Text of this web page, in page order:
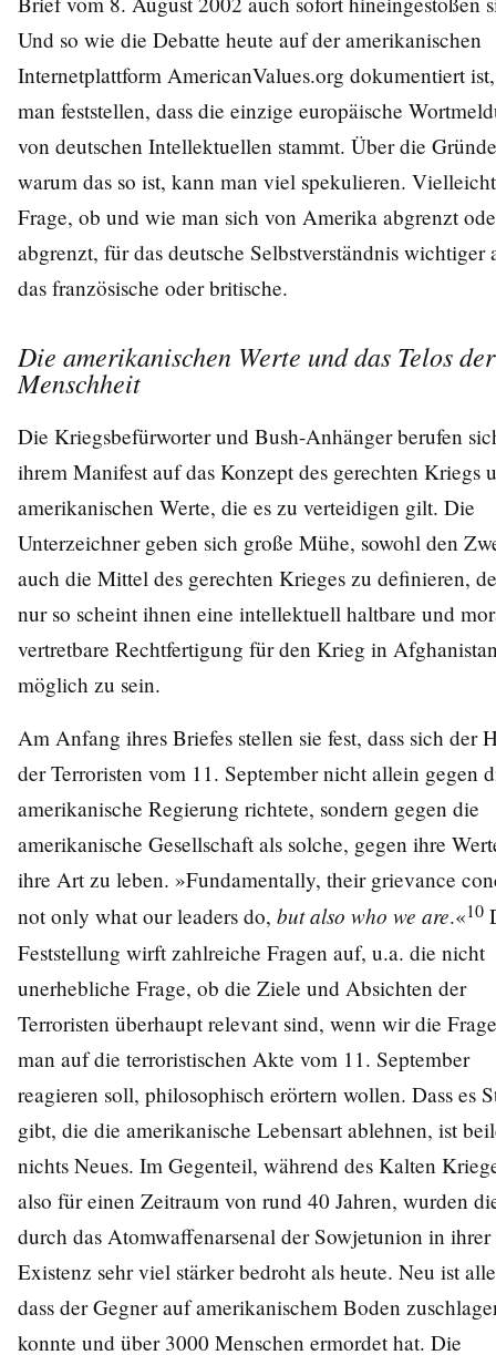
Und so wie die Debatte heute auf der amerikanischen
Internetplattform AmericanValues.org dokumentiert
man feststellen, dass die einzige europäische
von deutschen Intellektuellen stammt. Über die
warum das so ist, kann man viel spekulieren.
Frage, ob und wie man sich von Amerika abgrenzt
abgrenzt, für das deutsche Selbstverständnis wichtiger
das französische oder britische.
Die amerikanischen Werte und das Telos der
Menschheit
Die Kriegsbefürworter und Bush-Anhänger berufen
ihrem Manifest auf das Konzept des gerechten Kriegs
amerikanischen Werte, die es zu verteidigen gilt. Die
Unterzeichner geben sich große Mühe, sowohl den
auch die Mittel des gerechten Krieges zu definieren,
nur so scheint ihnen eine intellektuell haltbare und
vertretbare Rechtfertigung für den Krieg in
möglich zu sein.
Am Anfang ihres Briefes stellen sie fest, dass sich der
der Terroristen vom 11. September nicht allein gegen
amerikanische Regierung richtete, sondern gegen die
amerikanische Gesellschaft als solche, gegen ihre
ihre Art zu leben. »Fundamentally, their grievance
not only what our leaders do, but also who we are.«10
Feststellung wirft zahlreiche Fragen auf, u.a. die nicht
unerhebliche Frage, ob die Ziele und Absichten der
Terroristen überhaupt relevant sind, wenn wir die
man auf die terroristischen Akte vom 11. September
reagieren soll, philosophisch erörtern wollen. Dass es
gibt, die die amerikanische Lebensart ablehnen, ist
nichts Neues. Im Gegenteil, während des Kalten
also für einen Zeitraum von rund 40 Jahren, wurden
durch das Atomwaffenarsenal der Sowjetunion in ihrer
Existenz sehr viel stärker bedroht als heute. Neu ist
dass der Gegner auf amerikanischem Boden
konnte und über 3000 Menschen ermordet hat. Die